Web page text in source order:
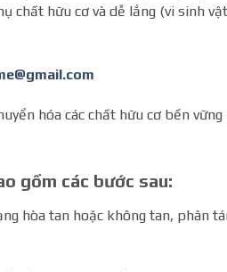
chất hữu cơ và dễ lắng (vi sinh vật
hóa các chất hữu cơ bền vững
gồm các bước sau:
hòa tan hoặc không tan, phân